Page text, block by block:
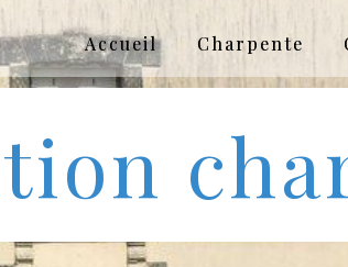
Accueil Charpente